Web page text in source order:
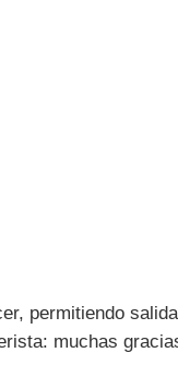
permitiendo
muchas